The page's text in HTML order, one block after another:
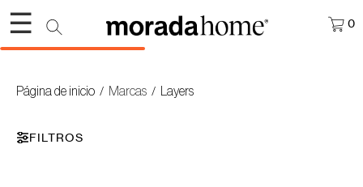
☰ 0
Página de inicio / Marcas / Layers
FILTROS